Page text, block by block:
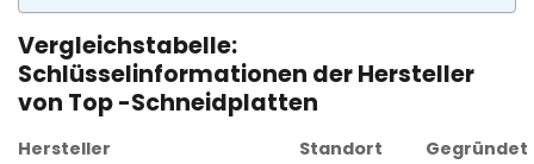
Vergleichstabelle:
Schlüsselinformationen der Hersteller
von Top -Schneidplatten
Hersteller Standort Gegründet